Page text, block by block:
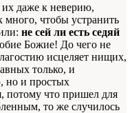
даже к неверию,
много, чтобы устранить
не сей ли есть седяй
Божие! До чего не
исцеляет нищих,
только, и
но и простых
потому что пришел для
то же случилось